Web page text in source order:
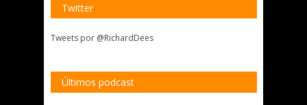
Twitter
Tweets por @RichardDees
Últimos podcast